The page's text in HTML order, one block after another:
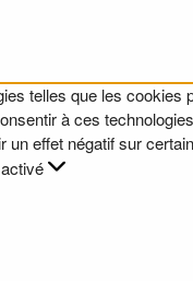
telles que les
à ces
un effet négatif sur